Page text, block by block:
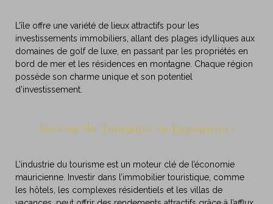
L’île offre une variété de lieux attractifs pour les
investissements immobiliers, allant des plages idylliques aux
domaines de golf de luxe, en passant par les propriétés en
bord de mer et les résidences en montagne. Chaque région
possède son charme unique et son potentiel
d’investissement.
Secteur du Tourisme en Expansion :
L’industrie du tourisme est un moteur clé de l’économie
mauricienne. Investir dans l’immobilier touristique, comme
les hôtels, les complexes résidentiels et les villas de